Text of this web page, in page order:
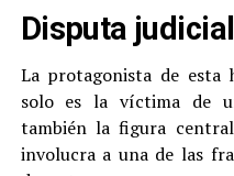
Disputa judicial
La protagonista de esta
solo es la víctima de
también la figura
involucra a una de las